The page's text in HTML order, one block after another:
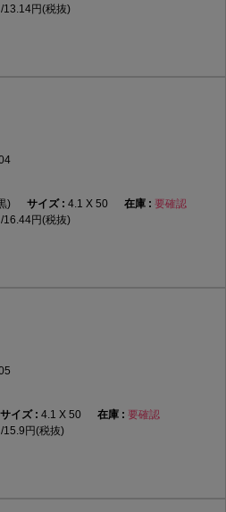
13.14円(税抜)
) 4.1 X 50
要確認
16.44円(税抜)
4.1 X 50
要確認
15.9円(税抜)